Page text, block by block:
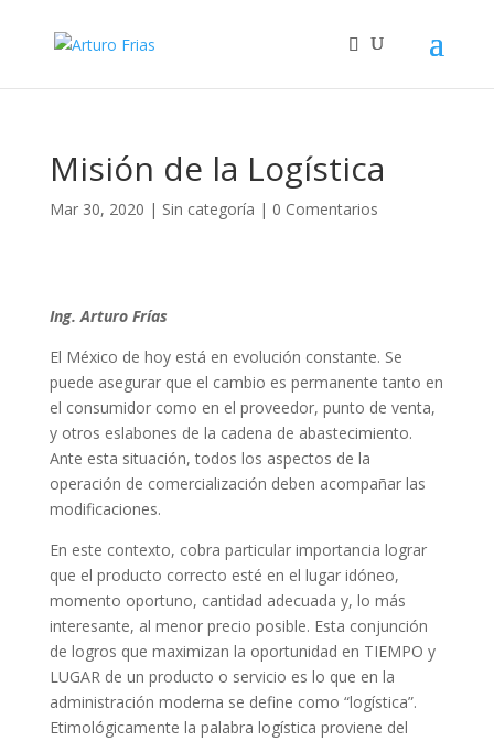
Misión de la Logística
Mar 30, 2020 | Sin categoría | 0 Comentarios
Ing. Arturo Frías
El México de hoy está en evolución constante. Se
puede asegurar que el cambio es permanente tanto en
el consumidor como en el proveedor, punto de venta,
y otros eslabones de la cadena de abastecimiento.
Ante esta situación, todos los aspectos de la
operación de comercialización deben acompañar las
modificaciones.
En este contexto, cobra particular importancia lograr
que el producto correcto esté en el lugar idóneo,
momento oportuno, cantidad adecuada y, lo más
interesante, al menor precio posible. Esta conjunción
de logros que maximizan la oportunidad en TIEMPO y
LUGAR de un producto o servicio es lo que en la
administración moderna se define como “logística”.
Etimológicamente la palabra logística proviene del